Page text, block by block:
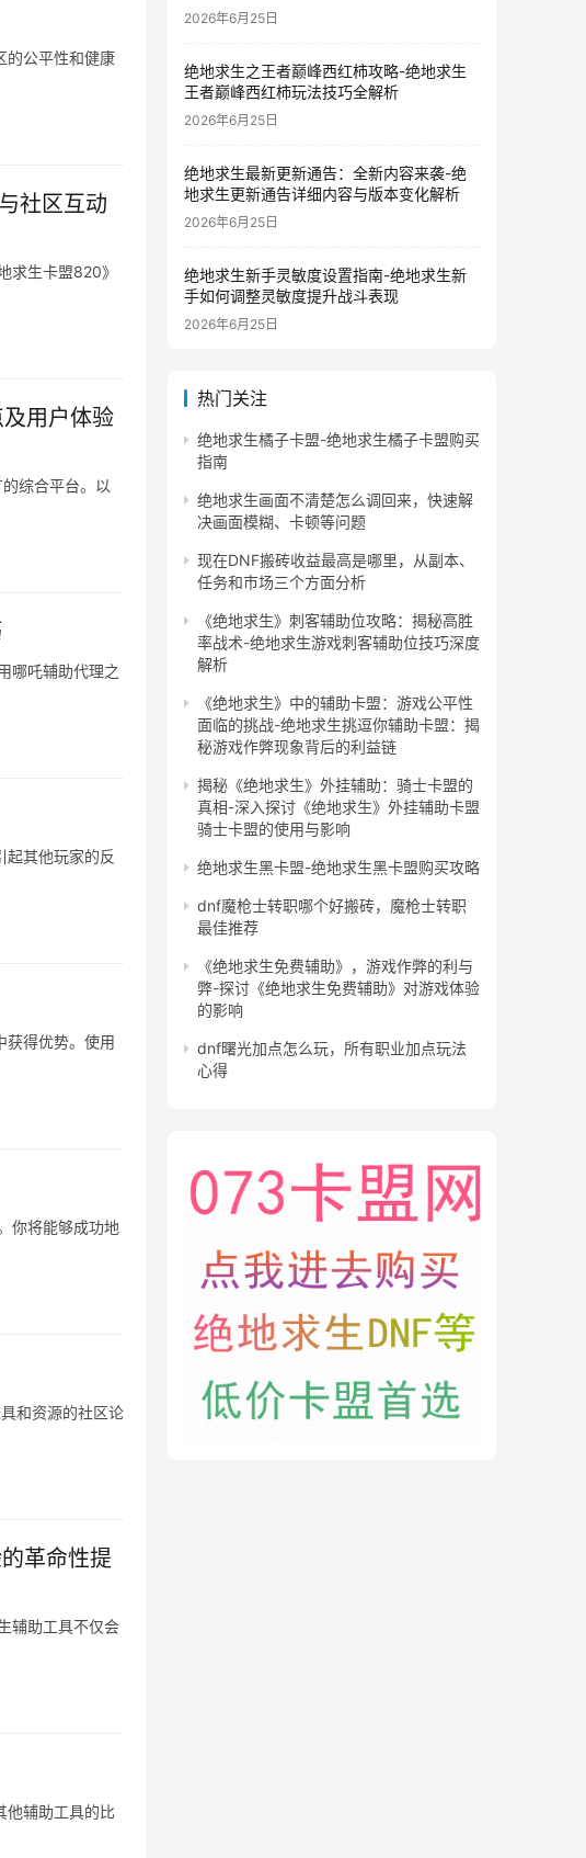
的公平性和健康
社区互动
求生卡盟820》
用户体验
综合平台。以
哪吒辅助代理之
起其他玩家的反
获得优势。使用
你将能够成功地
和资源的社区论
革命性提
辅助工具不仅会
他辅助工具的比
2026年6月25日
绝地求生之王者巅峰西红柿攻略-绝地求生
王者巅峰西红柿玩法技巧全解析
2026年6月25日
绝地求生最新更新通告：全新内容来袭-绝
地求生更新通告详细内容与版本变化解析
2026年6月25日
绝地求生新手灵敏度设置指南-绝地求生新
手如何调整灵敏度提升战斗表现
2026年6月25日
热门关注
绝地求生橘子卡盟-绝地求生橘子卡盟购买
指南
绝地求生画面不清楚怎么调回来，快速解
决画面模糊、卡顿等问题
现在DNF搬砖收益最高是哪里，从副本、
任务和市场三个方面分析
《绝地求生》刺客辅助位攻略：揭秘高胜
率战术-绝地求生游戏刺客辅助位技巧深度
解析
《绝地求生》中的辅助卡盟：游戏公平性
面临的挑战-绝地求生挑逗你辅助卡盟：揭
秘游戏作弊现象背后的利益链
揭秘《绝地求生》外挂辅助：骑士卡盟的
真相-深入探讨《绝地求生》外挂辅助卡盟
骑士卡盟的使用与影响
绝地求生黑卡盟-绝地求生黑卡盟购买攻略
dnf魔枪士转职哪个好搬砖，魔枪士转职
最佳推荐
《绝地求生免费辅助》，游戏作弊的利与
弊-探讨《绝地求生免费辅助》对游戏体验
的影响
dnf曙光加点怎么玩，所有职业加点玩法
心得